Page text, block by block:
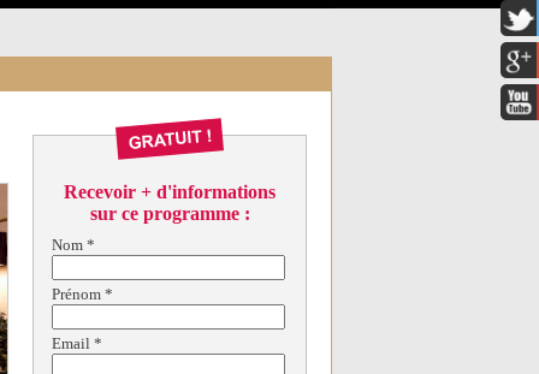
Recevoir + d'informations
sur ce programme :
Nom *
Prénom *
Email *